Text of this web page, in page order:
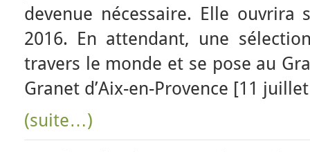
devenue nécessaire. Elle ouvrira
2016. En attendant, une
travers le monde et se pose au
Granet d’Aix-en-Provence [11
(suite…)